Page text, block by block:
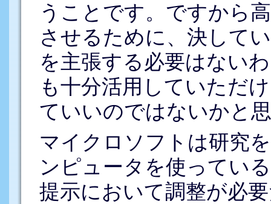
うことです。ですから
させるために、決して
を主張する必要はない
も十分活用していただ
ていいのではないかと
マイクロソフトは研究
ンピュータを使ってい
提示において調整が必